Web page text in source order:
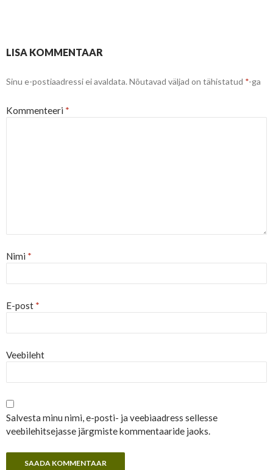
Postituste
töölaud
LISA KOMMENTAAR
Sinu e-postiaadressi ei avaldata. Nõutavad väljad on tähistatud *-ga
Kommenteeri *
Nimi *
E-post *
Veebileht
Salvesta minu nimi, e-posti- ja veebiaadress sellesse
veebilehitsejasse järgmiste kommentaaride jaoks.